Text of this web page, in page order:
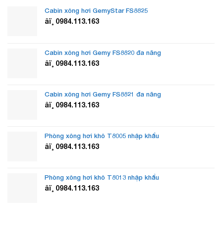
Cabin xông hơi GemyStar FS8825
âï¸ 0984.113.163
Cabin xông hơi Gemy FS8820 đa năng
âï¸ 0984.113.163
Cabin xông hơi Gemy FS8821 đa năng
âï¸ 0984.113.163
Phòng xông hơi khô T8005 nhập khẩu
âï¸ 0984.113.163
Phòng xông hơi khô T8013 nhập khẩu
âï¸ 0984.113.163